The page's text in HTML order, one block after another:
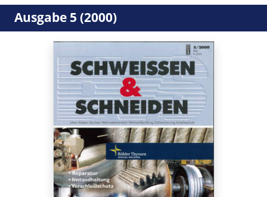
Ausgabe 5 (2000)